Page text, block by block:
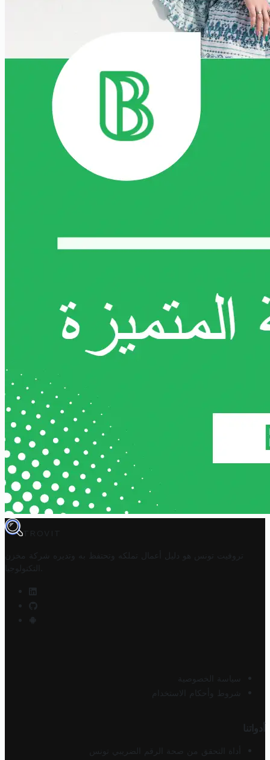
TROVIT
تروفيت تونس هو دليل أعمال تملكه وتحتفظ به وتديره
شركة مخزن
التكنولوجيا
سياسة الخصوصية
شروط وأحكام الاستخدام
أدواتنا
أداة التحقق من صحة الرقم الضريبي تونس